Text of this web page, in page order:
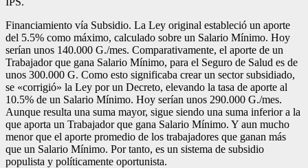
Financiamiento vía Subsidio. La Ley original estableció un aporte
del 5.5% como máximo, calculado sobre un Salario Mínimo. Hoy
serían unos 140.000 G./mes. Comparativamente, el aporte de un
Trabajador que gana Salario Mínimo, para el Seguro de Salud es de
unos 300.000 G. Como esto significaba crear un sector subsidiado,
se «corrigió» la Ley por un Decreto, elevando la tasa de aporte al
10.5% de un Salario Mínimo. Hoy serían unos 290.000 G./mes.
Aunque resulta una suma mayor, sigue siendo una suma inferior a la
que aporta un Trabajador que gana Salario Mínimo. Y aun mucho
menor que el aporte promedio de los trabajadores que ganan más
que un Salario Mínimo. Por tanto, es un sistema de subsidio
populista y políticamente oportunista.